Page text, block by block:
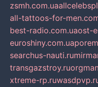
zsmh.com.ua
all-tattoos-for-
best-radio.com.uaost-
euroshiny.com.ua
searchus-nauti.ru
transgazstroy.ru
xtreme-rp.ru